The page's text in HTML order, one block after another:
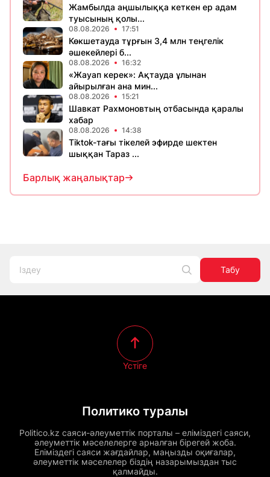
Жамбылда аңшылыққа кеткен ер адам
туысының қолы...
08.08.2026 17:51
Көкшетауда тұрғын 3,4 млн теңгелік
әшекейлері б...
08.08.2026 16:32
«Жауап керек»: Ақтауда ұлынан
айырылған ана мин...
08.08.2026 15:21
Шавкат Рахмоновтың отбасында қаралы
хабар
08.08.2026 14:38
Tiktok-тағы тікелей эфирде шектен
шыққан Тараз ...
Барлық жаңалықтар
Табу
Политико туралы
Politico.kz саяси-әлеуметтік порталы – еліміздегі саяси,
әлеуметтік мәселелерге арналған бірегей жоба.
Еліміздегі саяси жағдайлар, маңызды оқиғалар,
әлеуметтік мәселелер біздің назарымыздан тыс
қалмайды.
Үстіге